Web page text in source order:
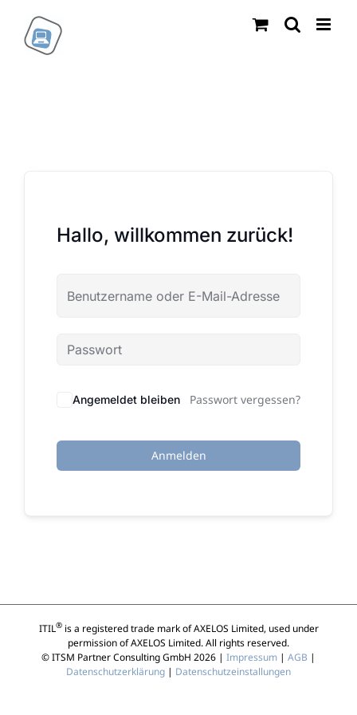
Inhalt
springen
Hallo, willkommen zurück!
Angemeldet bleiben Passwort vergessen?
Anmelden
ITIL®is a registered trade mark of AXELOS Limited, used under
permission of AXELOS Limited. All rights reserved.
© ITSM Partner Consulting GmbH 2026 | Impressum | AGB |
Datenschutzerklärung | Datenschutzeinstallungen